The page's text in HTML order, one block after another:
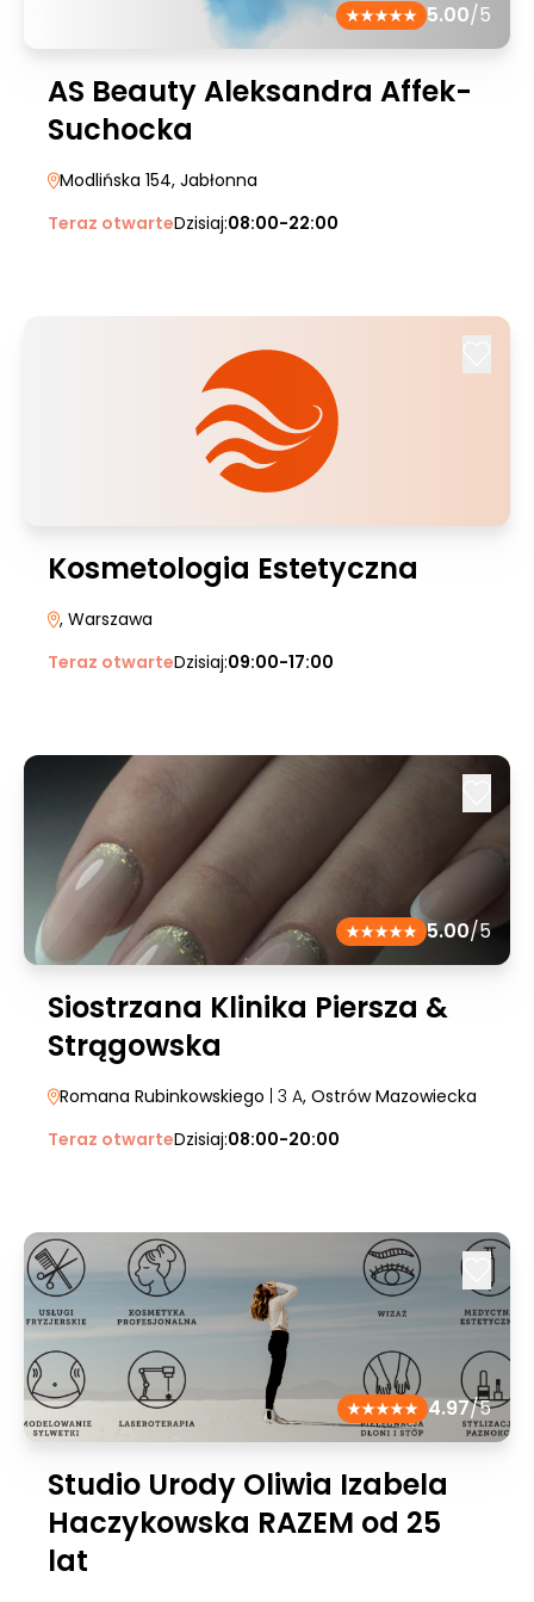
5.00/5
AS Beauty Aleksandra Affek-
Suchocka
Modlińska 154, Jabłonna
Teraz otwarteDzisiaj:08:00-22:00
Kosmetologia Estetyczna
, Warszawa
Teraz otwarteDzisiaj:09:00-17:00
5.00/5
Siostrzana Klinika Piersza &
Strągowska
Romana Rubinkowskiego | 3 A, Ostrów Mazowiecka
Teraz otwarteDzisiaj:08:00-20:00
4.97/5
Studio Urody Oliwia Izabela
Haczykowska RAZEM od 25
lat